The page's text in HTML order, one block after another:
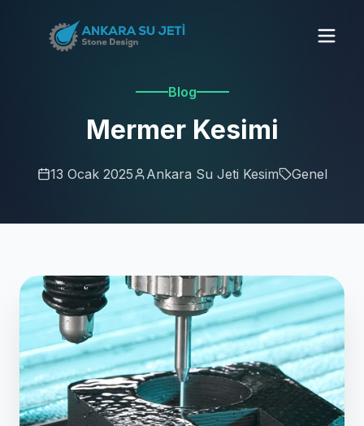
Blog
Mermer Kesimi
13 Ocak 2025 Ankara Su Jeti Kesim Genel